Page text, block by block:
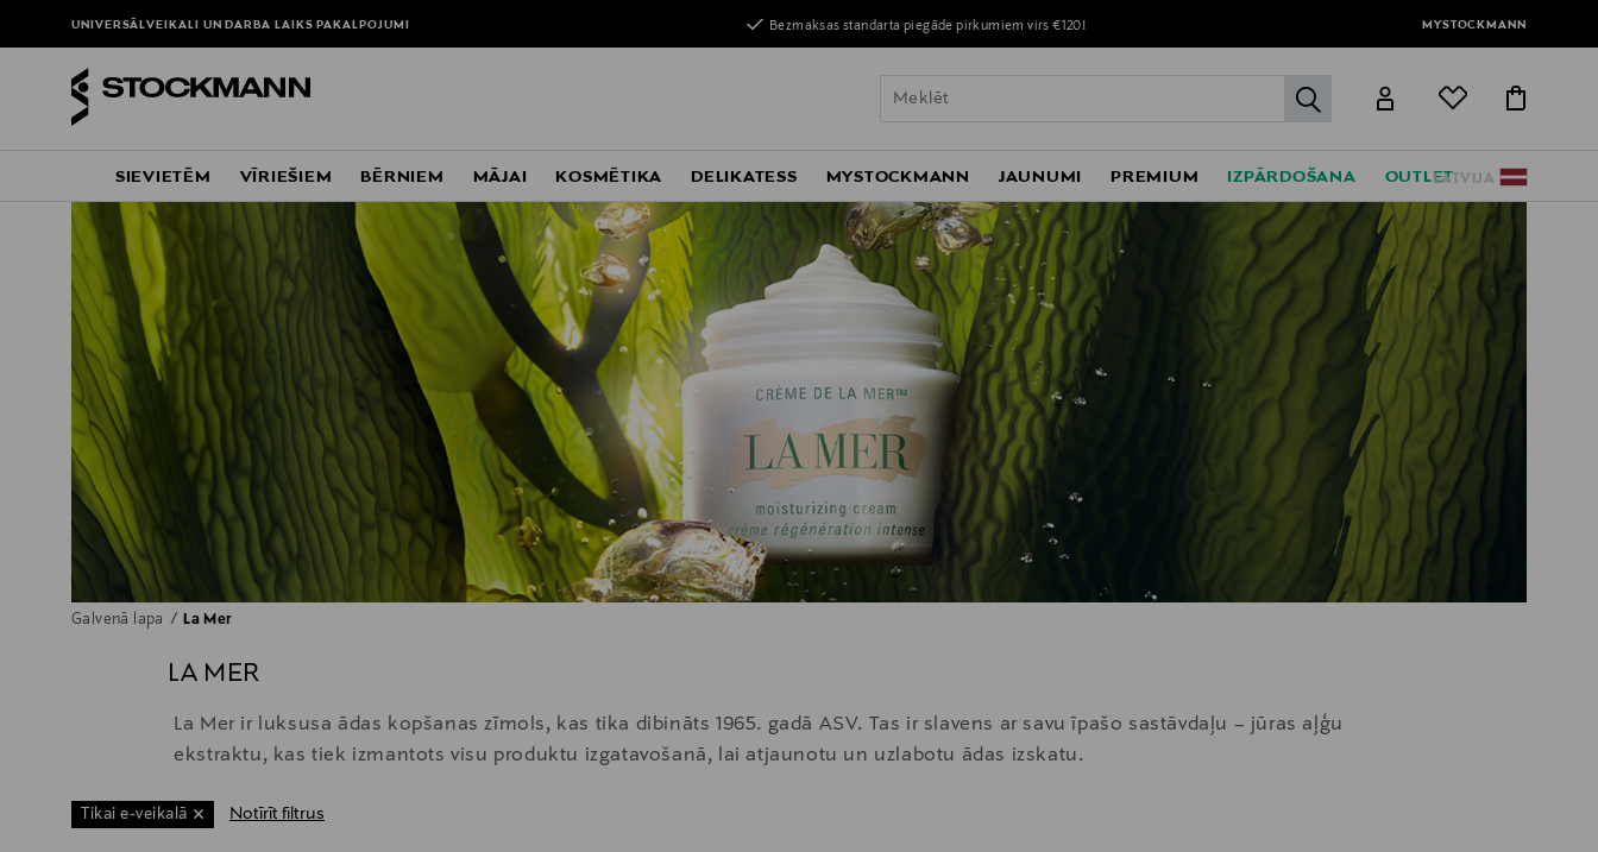
UNIVERSĀLVEIKALI UN DARBA LAIKSPAKALPOJUMI Bezmaksas standarta piegāde pirkumiem virs €120! MYSTOCKMANN
label.header.go
LATVIJA
SIEVIETĒM VĪRIEŠIEM BĒRNIEM MĀJAI KOSMĒTIKA DELIKATESS MYSTOCKMANN JAUNUMI PREMIUM IZPĀRDOŠANA OUTLET
Galvenā lapa La Mer
LA MER
La Mer ir luksusa ādas kopšanas zīmols, kas tika dibināts 1965. gadā ASV. Tas ir slavens ar savu īpašo sastāvdaļu – jūras aļģu
ekstraktu, kas tiek izmantots visu produktu izgatavošanā, lai atjaunotu un uzlabotu ādas izskatu.
Tikai e-veikalā Notīrīt filtrus